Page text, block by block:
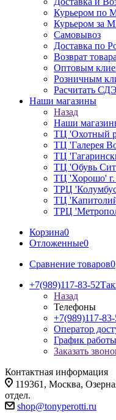
Курьером по
Курьером за
Самовывоз
Доставка по
Возврат
Оптовым
Розничным
Расчитать
Наши магазины
Назад
Наши
ТЦ 'Охотный
ТЦ 'Галерея
ТЦ
ТЦ 'Обувь
ТЦ 'Хорошо'
ТРЦ
ТЦ
ТРЦ
Корзина0
Отложенные0
Сравнение товаров0
+7(989)117-83-52
Назад
Телефоны
+7(989)117-
Оператор
График
Заказать
Контактная информация
119361, Москва,
отдел.
shop@tonyperotti.ru